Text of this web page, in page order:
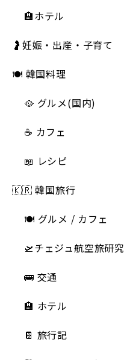
🏨ホテル
🤰妊娠・出産・子育て
🍽 韓国料理
🥘 グルメ(国内)
☕️ カフェ
📖 レシピ
🇰🇷 韓国旅行
🍽 グルメ / カフェ
🛫チェジュ航空旅研究
🚌 交通
🏨 ホテル
📔 旅行記